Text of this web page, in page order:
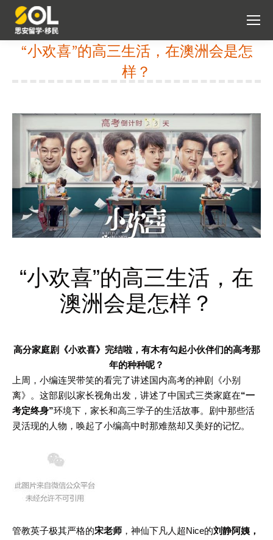
“小欢喜”的高三生活，在澳洲会是怎
样？
“小欢喜”的高三生活，在
澳洲会是怎样？
高分家庭剧《小欢喜》完结啦，有木有勾起小伙伴们的高考那
年的种种呢？
上周，小编连哭带笑的看完了讲述国内高考的神剧《小别
离》。这部剧以家长视角出发，讲述了中国式三类家庭在“一
考定终身”环境下，家长和高三学子的生活故事。剧中那些活
灵活现的人物，唤起了小编高中时那难熬却又美好的记忆。
管教英子极其严格的宋老师 ，神仙下凡人超Nice的刘静阿姨，